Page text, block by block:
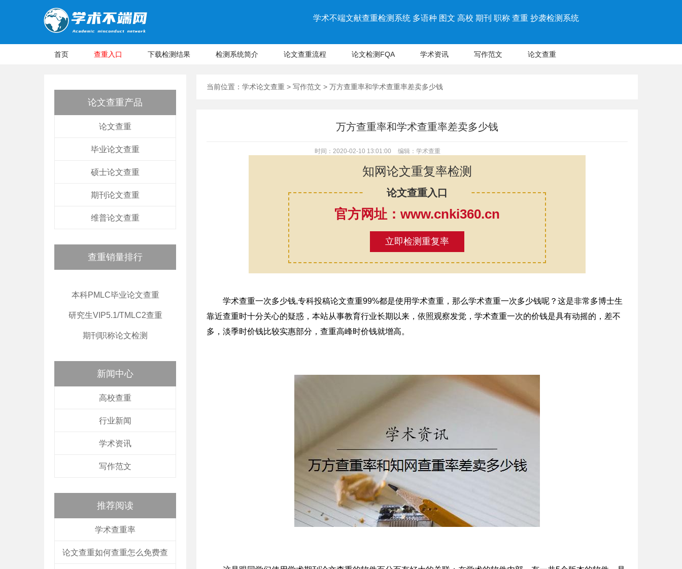
学术不端文献查重检测系统 多语种 图文 高校 期刊 职称 查重 抄袭检测系统
首页 查重入口 下载检测结果 检测系统简介 论文查重流程 论文检测FQA 学术资讯 写作范文 论文查重
论文查重产品
论文查重
毕业论文查重
硕士论文查重
期刊论文查重
维普论文查重
查重销量排行
本科PMLC毕业论文查重
研究生VIP5.1/TMLC2查重
期刊职称论文检测
新闻中心
高校查重
行业新闻
学术资讯
写作范文
推荐阅读
学术查重率
论文查重如何查重怎么免费查
当前位置： 学术论文查重 > 写作范文 > 万方查重率和学术查重率差卖多少钱
万方查重率和学术查重率差卖多少钱
时间：2020-02-10 13:01:00 编辑：学术查重
知网论文重复率检测
论文查重入口
官方网址：www.cnki360.cn
立即检测重复率
学术查重一次多少钱,专科投稿论文查重99%都是使用学术查重，那么学术查重一次多少钱呢？这是非常多博士生
靠近查重时十分关心的疑惑，本站从事教育行业长期以来，依照观察发觉，学术查重一次的价钱是具有动摇的，差不
多，淡季时价钱比较实惠部分，查重高峰时价钱就增高。